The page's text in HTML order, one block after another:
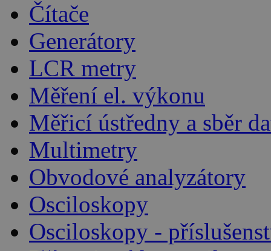
Čítače
Generátory
LCR metry
Měření el. výkonu
Měřicí ústředny a sběr
Multimetry
Obvodové analyzátory
Osciloskopy
Osciloskopy -